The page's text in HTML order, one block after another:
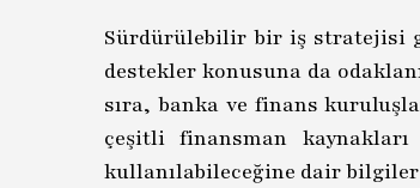
Sürdürülebilir bir iş stratejisi
destekler konusuna da
sıra, banka ve finans
çeşitli finansman
kullanılabileceğine dair bilgiler